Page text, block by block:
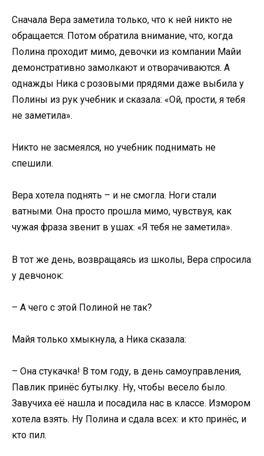
Сначала Вера заметила только, что к ней никто не
обращается. Потом обратила внимание, что, когда
Полина проходит мимо, девочки из компании Майи
демонстративно замолкают и отворачиваются. А
однажды Ника с розовыми прядями даже выбила у
Полины из рук учебник и сказала: «Ой, прости, я тебя
не заметила».
Никто не засмеялся, но учебник поднимать не
спешили.
Вера хотела поднять – и не смогла. Ноги стали
ватными. Она просто прошла мимо, чувствуя, как
чужая фраза звенит в ушах: «Я тебя не заметила».
В тот же день, возвращаясь из школы, Вера спросила
у девчонок:
– А чего с этой Полиной не так?
Майя только хмыкнула, а Ника сказала:
– Она стукачка! В том году, в день самоуправления,
Павлик принёс бутылку. Ну, чтобы весело было.
Завучиха её нашла и посадила нас в классе. Измором
хотела взять. Ну Полина и сдала всех: и кто принёс, и
кто пил.